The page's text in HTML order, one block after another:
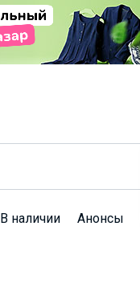
В наличии Анонсы